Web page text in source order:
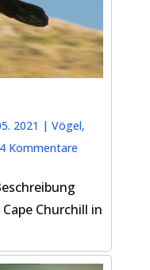
2021 |Vögel,
4 Kommentare
Churchill in